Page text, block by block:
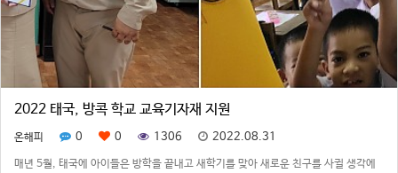
2022 태국, 방콕 학교 교육기자재 지원
온해피 0 0 1306 2022.08.31
매년 5월, 태국에 아이들은 방학을 끝내고 새학기를 맞아 새로운 친구를 사귈 생각에